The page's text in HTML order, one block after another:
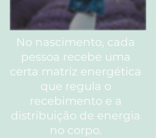
No nascimento, cada
pessoa recebe uma
certa matriz energética
que regula o
recebimento e a
distribuição de energia
no corpo.